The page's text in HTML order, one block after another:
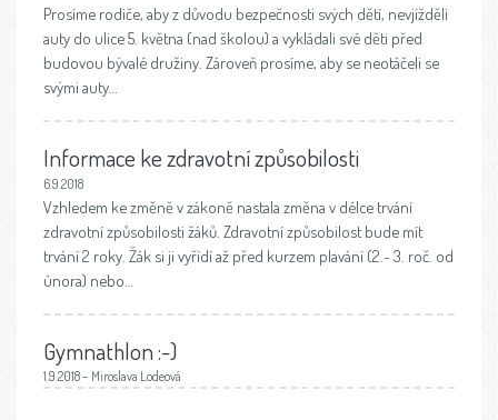
Prosíme rodiče, aby z důvodu bezpečnosti svých dětí, nevjížděli
auty do ulice 5. května (nad školou) a vykládali své děti před
budovou bývalé družiny. Zároveň prosíme, aby se neotáčeli se
svými auty…
Informace ke zdravotní způsobilosti
6.9.2018
Vzhledem ke změně v zákoně nastala změna v délce trvání
zdravotní způsobilosti žáků. Zdravotní způsobilost bude mít
trvání 2 roky. Žák si ji vyřídí až před kurzem plavání (2.- 3. roč. od
února) nebo…
Gymnathlon :-)
1.9.2018 – Miroslava Lodeová